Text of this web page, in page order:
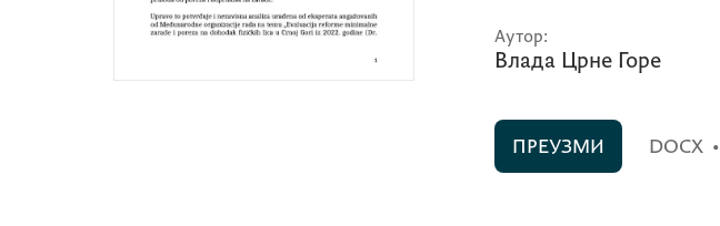
Аутор:
Влада Црне Горе
ПРЕУЗМИ DOCX •